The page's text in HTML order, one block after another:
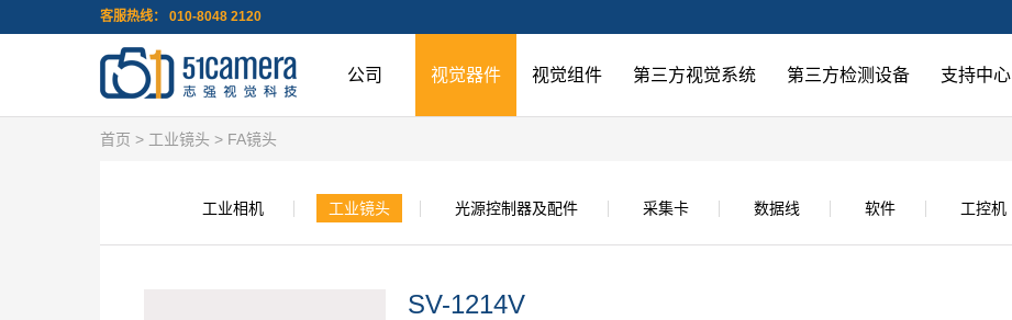
客服热线： 010-8048 2120
公司 视觉器件 视觉组件 第三方视觉系统 第三方检测设备 支持中心
首页 > 工业镜头 > FA镜头
工业相机 工业镜头 光源控制器及配件 采集卡 数据线 软件 工控机
SV-1214V